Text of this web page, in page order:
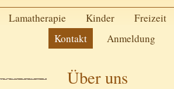
Lamatherapie Kinder
Freizeit
Kontakt
Anmeldung
Über uns